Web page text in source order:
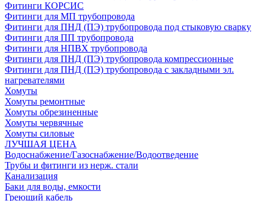
Фитинги КОРСИС
Фитинги для МП трубопровода
Фитинги для ПНД (ПЭ) трубопровода под стыковую сварку
Фитинги для ПП трубопровода
Фитинги для НПВХ трубопровода
Фитинги для ПНД (ПЭ) трубопровода компрессионные
Фитинги для ПНД (ПЭ) трубопровода с закладными эл.
нагревателями
Хомуты
Хомуты ремонтные
Хомуты обрезиненные
Хомуты червячные
Хомуты силовые
ЛУЧШАЯ ЦЕНА
Водоснабжение/Газоснабжение/Водоотведение
Трубы и фитинги из нерж. стали
Канализация
Баки для воды, емкости
Греющий кабель